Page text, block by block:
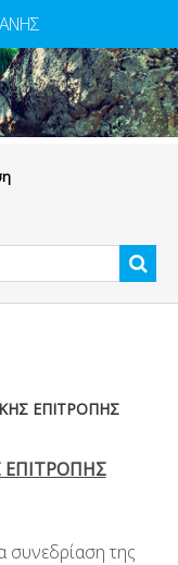
ΕΠΙΤΡΟΠΗΣ
συνεδρίαση της